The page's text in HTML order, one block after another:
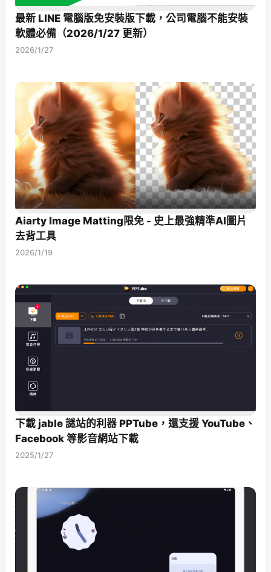
最新 LINE 電腦版免安裝版下載，公司電腦不能安裝
軟體必備（2026/1/27 更新）
2026/1/27
Aiarty Image Matting限免 - 史上最強精準AI圖片
去背工具
2026/1/19
下載 jable 謎站的利器 PPTube，還支援 YouTube、
Facebook 等影音網站下載
2025/1/27